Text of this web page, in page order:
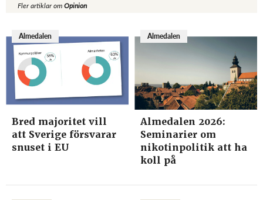
Fler artiklar omOpinion
Almedalen
Bred majoritet vill
att Sverige försvarar
snuset i EU
Almedalen
Almedalen 2026:
Seminarier om
nikotinpolitik att ha
koll på